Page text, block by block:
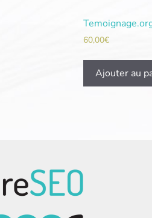
60,00€
Ajouter au